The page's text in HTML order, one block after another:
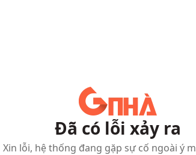
Đã có lỗi xảy ra
Xin lỗi, hệ thống đang gặp sự cố ngoài ý